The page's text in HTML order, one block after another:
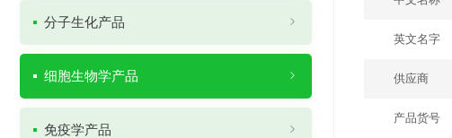
英文名字
供应商
产品货号
分子生化产品
细胞生物学产品
免疫学产品